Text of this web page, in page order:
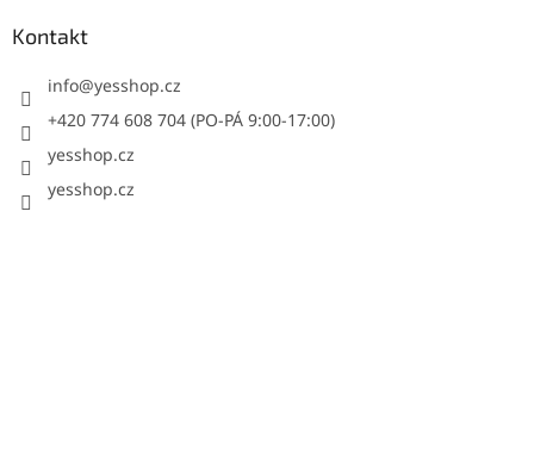
Kontakt
info@yesshop.cz
+420 774 608 704 (PO-PÁ 9:00-17:00)
yesshop.cz
yesshop.cz